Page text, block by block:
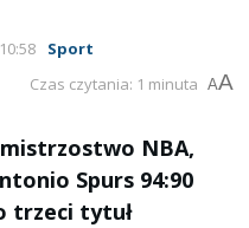
Sport
Czas czytania: 1 minuta AA
NBA,
Spurs 94:90
trzeci tytuł